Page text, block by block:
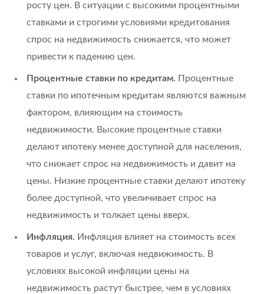
росту цен. В ситуации с высокими процентными
ставками и строгими условиями кредитования
спрос на недвижимость снижается, что может
привести к падению цен.
Процентные ставки по кредитам. Процентные
ставки по ипотечным кредитам являются важным
фактором, влияющим на стоимость
недвижимости. Высокие процентные ставки
делают ипотеку менее доступной для населения,
что снижает спрос на недвижимость и давит на
цены. Низкие процентные ставки делают ипотеку
более доступной, что увеличивает спрос на
недвижимость и толкает цены вверх.
Инфляция. Инфляция влияет на стоимость всех
товаров и услуг, включая недвижимость. В
условиях высокой инфляции цены на
недвижимость растут быстрее, чем в условиях